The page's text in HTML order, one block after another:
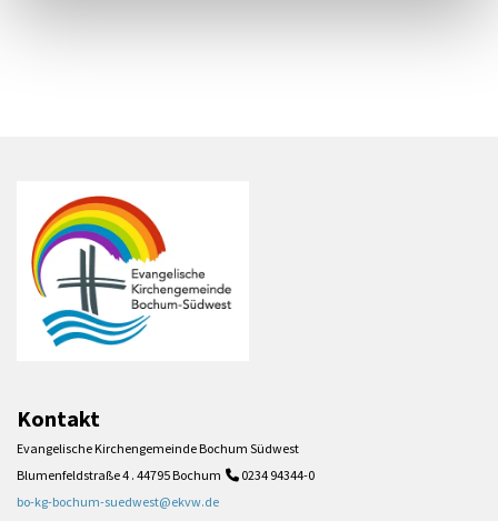
Kontakt
Evangelische Kirchengemeinde Bochum Südwest
Blumenfeldstraße 4 . 44795 Bochum  0234 94344-0
bo-kg-bochum-suedwest@ekvw.de